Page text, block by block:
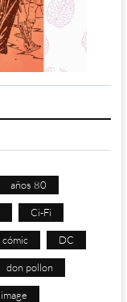
años 80
Ci-Fi
cómic DC
don pollon
image